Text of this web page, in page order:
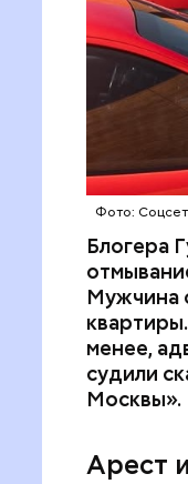
Фото:
Блогера
Мужчина
менее,
судили
Москвы».
Арест
скрытую
матери и
пищу ела